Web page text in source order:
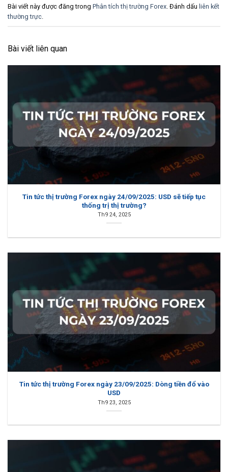
Bài viết này được đăng trong Phân tích thị trường Forex . Đánh dấu liên kết
thường trực
Bài viết liên quan
Tin tức thị trường Forex ngày 24/09/2025: USD sẽ tiếp tục
thống trị thị trường?
Th9 24, 2025
Tin tức thị trường Forex ngày 23/09/2025: Dòng tiền đổ vào
USD
Th9 23, 2025